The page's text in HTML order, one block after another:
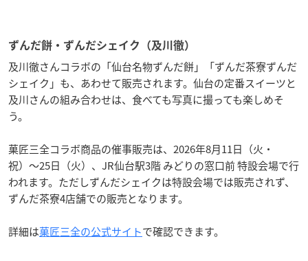
ずんだ餅・ずんだシェイク（及川徹）
及川徹さんコラボの「仙台名物ずんだ餅」「ずんだ茶寮ずんだ
シェイク」も、あわせて販売されます。仙台の定番スイーツと
及川さんの組み合わせは、食べても写真に撮っても楽しめそ
う。
菓匠三全コラボ商品の催事販売は、2026年8月11日（火・
祝）〜25日（火）、JR仙台駅3階 みどりの窓口前 特設会場で行
われます。ただしずんだシェイクは特設会場では販売されず、
ずんだ茶寮4店舗での販売となります。
詳細は菓匠三全の公式サイトで確認できます。